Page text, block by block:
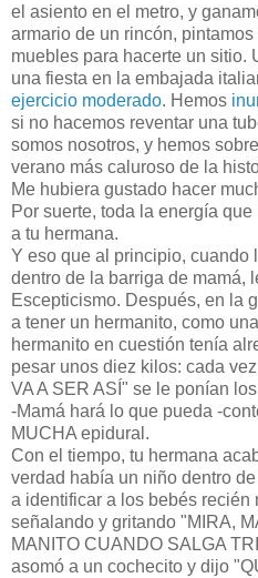
el asiento en el metro, y
armario de un rincón,
muebles para hacerte un sitio.
una fiesta en la embajada
ejercicio moderado. Hemos
si no hacemos reventar una
somos nosotros, y hemos
verano más caluroso de la
Me hubiera gustado hacer
Por suerte, toda la energía
a tu hermana.
Y eso que al principio, cuando
dentro de la barriga de mamá,
Escepticismo. Después, en la
a tener un hermanito, como
hermanito en cuestión tenía
pesar unos diez kilos: cada
VA A SER ASÍ" se le ponían
-Mamá hará lo que pueda -
MUCHA epidural.
Con el tiempo, tu hermana
verdad había un niño dentro
a identificar a los bebés recién
señalando y gritando "MIRA,
MANITO CUANDO SALGA
asomó a un cochecito y dijo